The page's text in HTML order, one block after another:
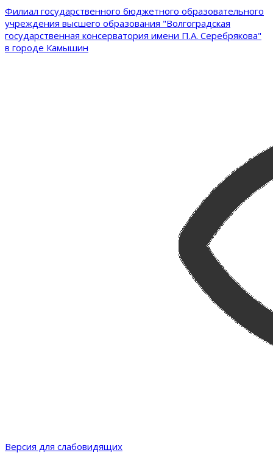
Филиал государственного бюджетного образовательного
учреждения высшего образования "Волгоградская
государственная консерватория имени П.А. Серебрякова"
в городе Камышин
Версия для слабовидящих